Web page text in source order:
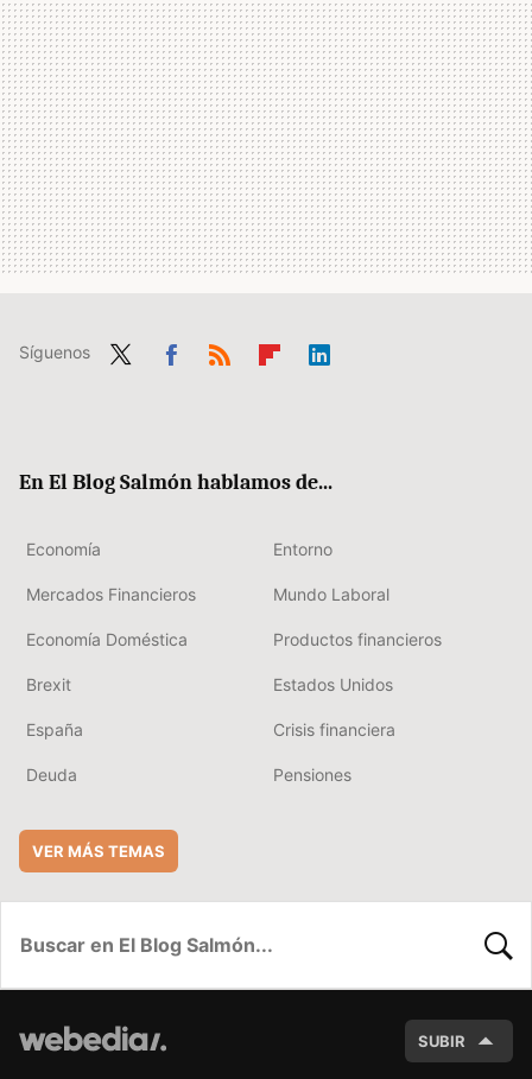
Síguenos
En El Blog Salmón hablamos de...
Economía Entorno
Mercados Financieros Mundo Laboral
Economía Doméstica Productos financieros
Brexit Estados Unidos
España Crisis financiera
Deuda Pensiones
VER MÁS TEMAS
SUBIR